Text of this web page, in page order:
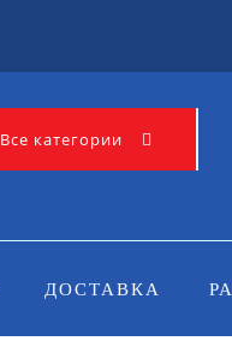
Все категории
ДОСТАВКА